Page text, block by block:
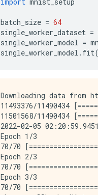
batch_size = 64
single_worker_dataset =
single_worker_model =
single_worker_model . fit(
Downloading data from
11493376/11490434
11501568/11490434
2022-02-05
Epoch 1/3
70/70
Epoch 2/3
70/70
Epoch 3/3
70/70